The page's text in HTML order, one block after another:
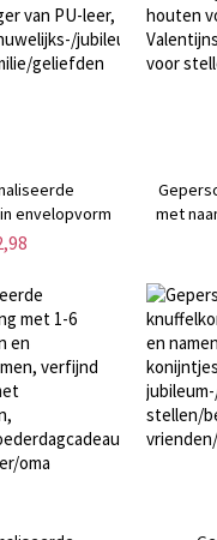
envelopvorm
opvouwbare
jubileumcadeau
geliefden
met